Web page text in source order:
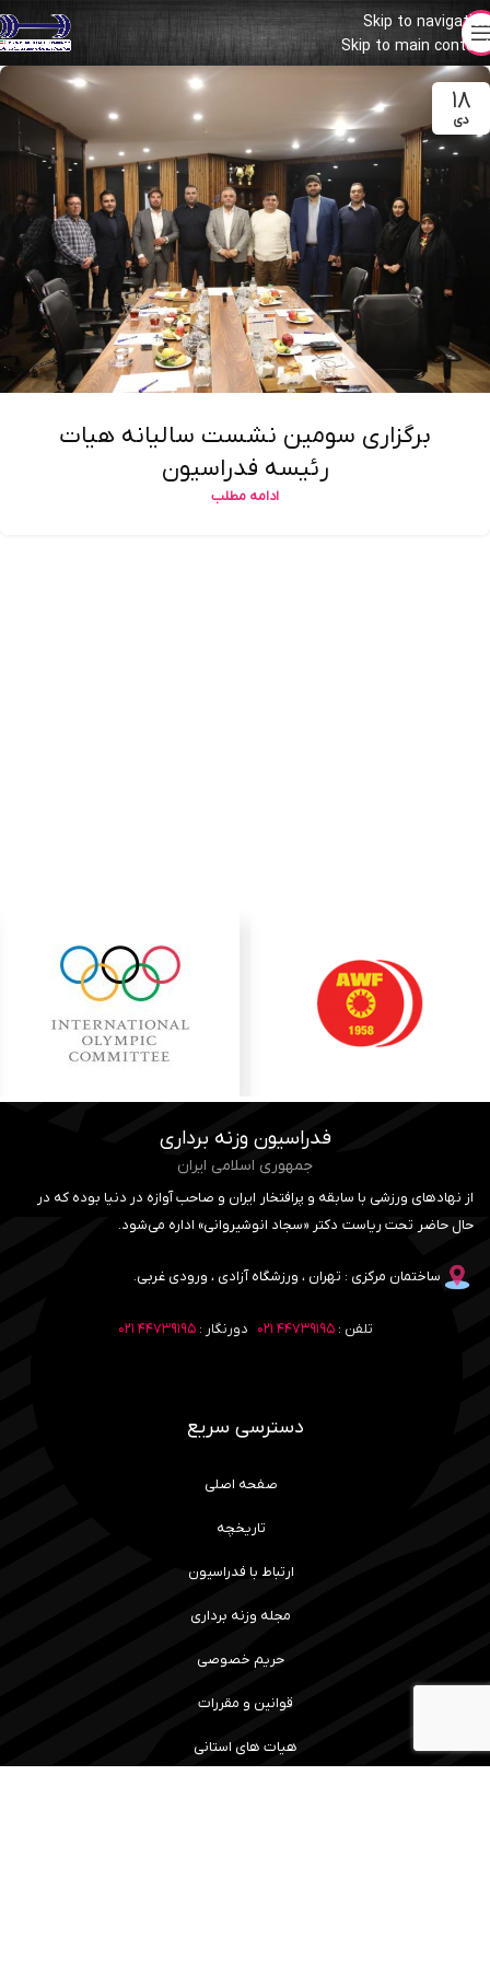
Skip to navigation
Skip to main content
۱۸
دی
برگزاری سومین نشست سالیانه هیات
رئیسه فدراسیون
ادامه مطلب
فدراسیون وزنه برداری
جمهوری اسلامی ایران
از نهادهای ورزشی با سابقه و پرافتخار ایران و صاحب آوازه در دنیا بوده که در
حال حاضر تحت ریاست دکتر «سجاد انوشیروانی» اداره می‌شود.
ساختمان مرکزی : تهران ، ورزشگاه آزادی ، ورودی غربی.
تلفن :۴۴۷۳۹۱۹۵ ۰۲۱ دورنگار :۴۴۷۳۹۱۹۵ ۰۲۱
دسترسی سریع
صفحه اصلی
تاریخچه
ارتباط با فدراسیون
مجله وزنه برداری
حریم خصوصی
قوانین و مقررات
هیات های استانی